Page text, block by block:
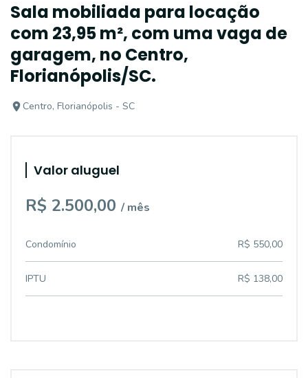
Sala mobiliada para locação
com 23,95 m², com uma vaga de
garagem, no Centro,
Florianópolis/SC.
Centro, Florianópolis - SC
Valor aluguel
R$ 2.500,00 / mês
Condomínio R$ 550,00
IPTU R$ 138,00